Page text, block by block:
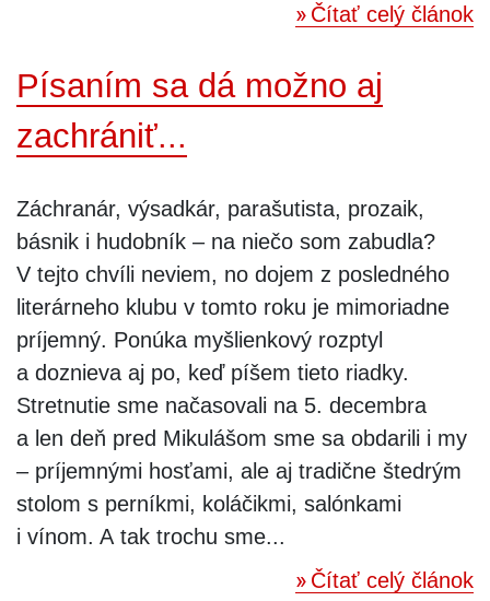
Čítať celý článok
Písaním sa dá možno aj
zachrániť...
Záchranár, výsadkár, parašutista, prozaik,
básnik i hudobník – na niečo som zabudla?
V tejto chvíli neviem, no dojem z posledného
literárneho klubu v tomto roku je mimoriadne
príjemný. Ponúka myšlienkový rozptyl
a doznieva aj po, keď píšem tieto riadky.
Stretnutie sme načasovali na 5. decembra
a len deň pred Mikulášom sme sa obdarili i my
– príjemnými hosťami, ale aj tradične štedrým
stolom s perníkmi, koláčikmi, salónkami
i vínom. A tak trochu sme...
Čítať celý článok